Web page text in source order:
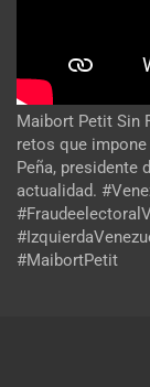
Maibort Petit Sin
retos que
Peña, presidente
actualidad.
#MaibortPetit